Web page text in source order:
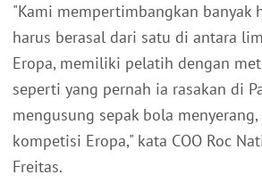
"Kami mempertimbangkan banyak
harus berasal dari satu di antara
Eropa, memiliki pelatih dengan
seperti yang pernah ia rasakan di
mengusung sepak bola
kompetisi Eropa," kata COO Roc
Freitas.